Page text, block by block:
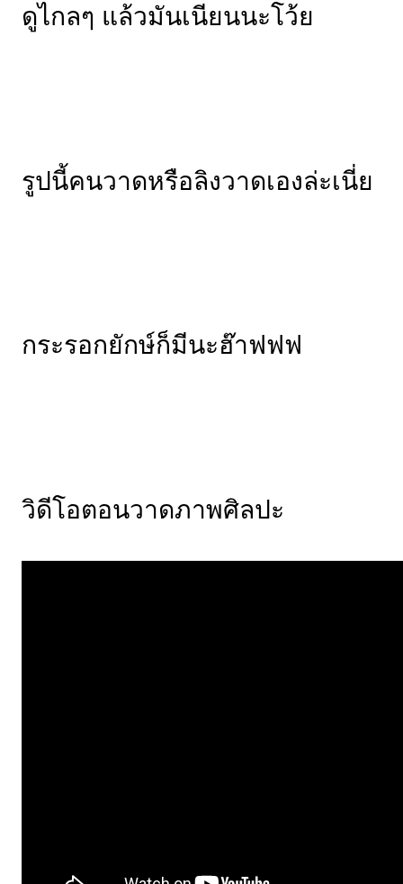
ดูไกลๆ แล้วมันเนียนนะโว้ย
รูปนี้คนวาดหรือลิงวาดเองล่ะเนี่ย
กระรอกยักษ์ก็มีนะฮ๊าฟฟฟ
วิดีโอตอนวาดภาพศิลปะ